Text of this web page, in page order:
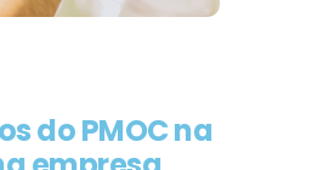
do PMOC na